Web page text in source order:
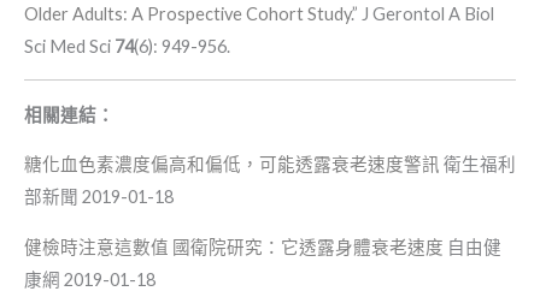
Older Adults: A Prospective Cohort Study.” J Gerontol A Biol
Sci Med Sci 74(6): 949-956.
相關連結：
糖化血色素濃度偏高和偏低，可能透露衰老速度警訊 衛生福利
部新聞 2019-01-18
健檢時注意這數值 國衛院研究：它透露身體衰老速度 自由健
康網 2019-01-18